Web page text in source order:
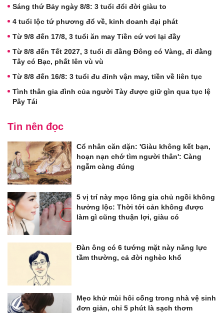
Sáng thứ Bảy ngày 8/8: 3 tuổi đổi đời giàu to
4 tuổi lộc tứ phương đổ về, kinh doanh đại phát
Từ 9/8 đến 17/8, 3 tuổi ăn may Tiền cứ vơi lại đầy
Từ 8/8 đến Tết 2027, 3 tuổi đi đằng Đông có Vàng, đi đằng
Tây có Bạc, phất lên vù vù
Từ 8/8 đến 16/8: 3 tuổi đu đỉnh vận may, tiền về liên tục
Tình thân gia đình của người Tày được giữ gìn qua tục lệ
Pây Tái
Tin nên đọc
Cổ nhân căn dặn: 'Giàu không kết bạn,
hoạn nạn chớ tìm người thân': Càng
ngẫm càng đúng
5 vị trí này mọc lông gia chủ ngồi không
hưởng lộc: Thời tới cản không được
làm gì cũng thuận lợi, giàu có
Đàn ông có 6 tướng mặt này năng lực
tầm thường, cả đời nghèo khổ
Mẹo khử mùi hôi cống trong nhà vệ sinh
đơn giản, chỉ 5 phút là sạch thơm